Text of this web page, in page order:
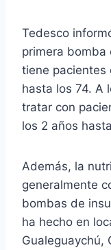
Tedesco
primera bomba
tiene pacientes
hasta los 74. A
tratar con
los 2 años
Además, la
generalmente
bombas de
ha hecho en
Gualeguaychú,